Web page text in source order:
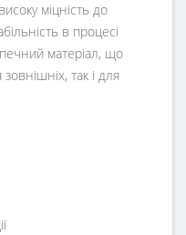
міцність до
в процесі
матеріал, що
так і для